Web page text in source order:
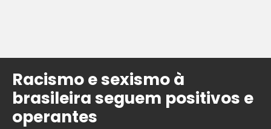
Racismo e sexismo à
brasileira seguem positivos e
operantes